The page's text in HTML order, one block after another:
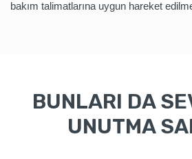
bakım talimatlarına uygun hareket
BUNLARI DA
UNUTMA